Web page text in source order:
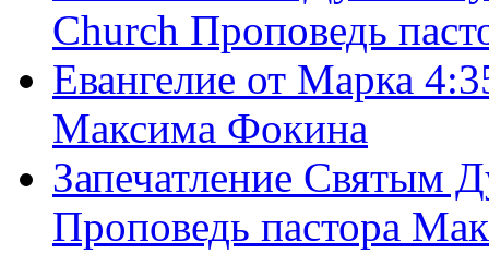
Church Проповедь
Евангелие от Марка
Максима Фокина
Запечатление Святым
Проповедь пастора